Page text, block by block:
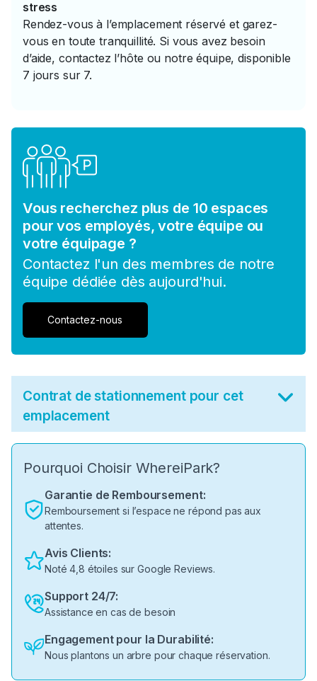
stress
Rendez-vous à l’emplacement réservé et garez-
vous en toute tranquillité. Si vous avez besoin
d’aide, contactez l’hôte ou notre équipe, disponible
7 jours sur 7.
Vous recherchez plus de 10 espaces
pour vos employés, votre équipe ou
votre équipage ?
Contactez l'un des membres de notre
équipe dédiée dès aujourd'hui.
Contactez-nous
Contrat de stationnement pour cet
emplacement
Pourquoi Choisir WhereiPark?
Garantie de Remboursement:
Remboursement si l’espace ne répond pas aux
attentes.
Avis Clients:
Noté 4,8 étoiles sur Google Reviews.
Support 24/7:
Assistance en cas de besoin
Engagement pour la Durabilité:
Nous plantons un arbre pour chaque réservation.